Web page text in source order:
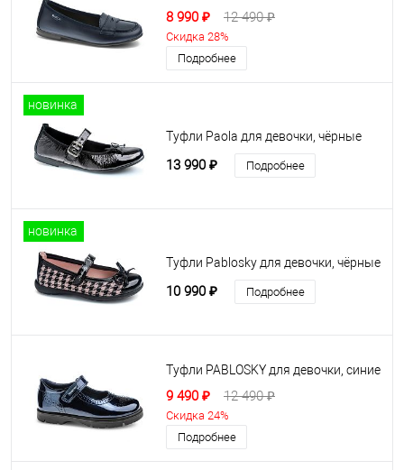
8 990 ₽ 12 490 ₽
Скидка 28%
Подробнее
новинка
Туфли Paola для девочки, чёрные
13 990 ₽ Подробнее
новинка
Туфли Pablosky для девочки, чёрные
10 990 ₽ Подробнее
Туфли PABLOSKY для девочки, синие
9 490 ₽ 12 490 ₽
Скидка 24%
Подробнее